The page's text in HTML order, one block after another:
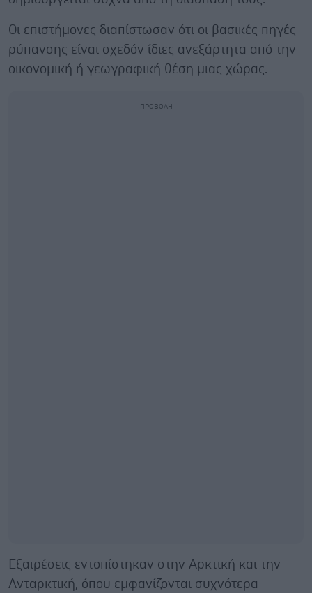
Οι επιστήμονες διαπίστωσαν ότι οι βασικές πηγές
ρύπανσης είναι σχεδόν ίδιες ανεξάρτητα από την
οικονομική ή γεωγραφική θέση μιας χώρας.
Εξαιρέσεις εντοπίστηκαν στην Αρκτική και την
Ανταρκτική, όπου εμφανίζονται συχνότερα